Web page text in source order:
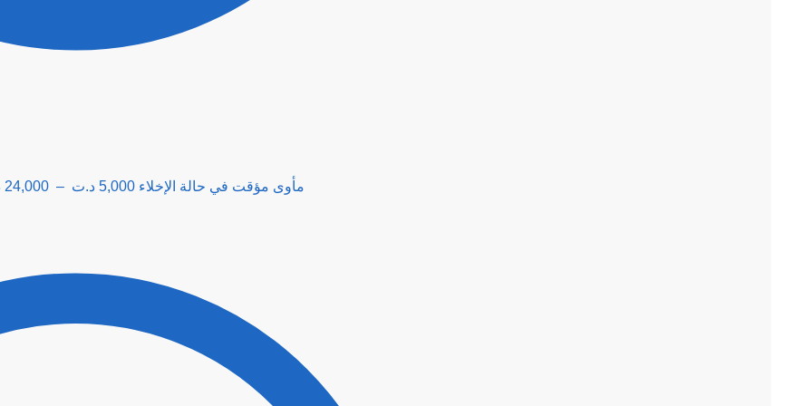
E024mar - Abri temporaire en cas d’évacuation مأوى مؤقت في حالة الإخلاء 5,000 د.ت –
24,000